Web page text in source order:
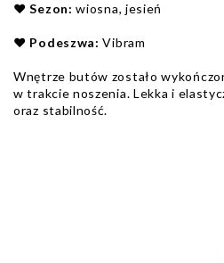
❤️ Sezon: wiosna, jesień
❤️ Podeszwa:Vibram
Wnętrze butów zostało
w trakcie noszenia. Lekka i
oraz stabilność.